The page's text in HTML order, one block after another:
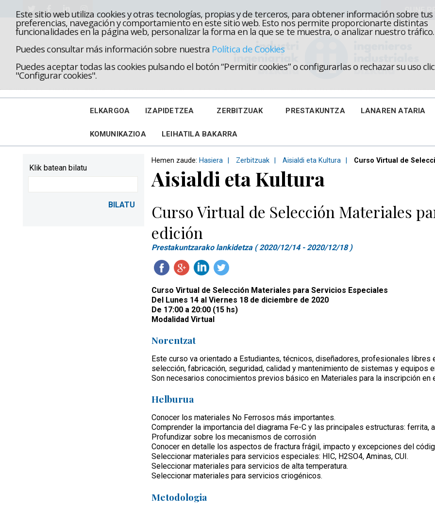
Este sitio web utiliza cookies y otras tecnologías, propias y de terceros, para obtener información sobre tus
preferencias, navegación y comportamiento en este sitio web. Esto nos permite proporcionarte distintas
funcionalidades en la página web, personalizar la forma en la que se te muestra, o analizar nuestro tráfico.
Puedes consultar más información sobre nuestra Política de Cookies
Puedes aceptar todas las cookies pulsando el botón “Permitir cookies” o configurarlas o rechazar su uso
"Configurar cookies".
ELKARGOA IZAPIDETZEA ZERBITZUAK PRESTAKUNTZA LANAREN ATARIA
KOMUNIKAZIOA LEIHATILA BAKARRA
Hemen zaude: Hasiera Zerbitzuak Aisialdi eta Kultura Curso Virtual de
Aisialdi eta Kultura
Curso Virtual de Selección Materiales
edición
Prestakuntzarako lankidetza ( 2020/12/14 - 2020/12/18 )
Curso Virtual de Selección Materiales para Servicios Especiales
Del Lunes 14 al Viernes 18 de diciembre de 2020
De 17:00 a 20:00 (15 hs)
Modalidad Virtual
Norentzat
Este curso va orientado a Estudiantes, técnicos, diseñadores, profesionales
selección, fabricación, seguridad, calidad y mantenimiento de sistemas y equipos
Son necesarios conocimientos previos básico en Materiales para la inscripción en
Helburua
Conocer los materiales No Ferrosos más importantes.
Comprender la importancia del diagrama Fe-C y las principales estructuras: ferrita,
Profundizar sobre los mecanismos de corrosión
Conocer en detalle los aspectos de fractura frágil, impacto y excepciones del
Seleccionar materiales para servicios especiales: HIC, H2SO4, Aminas, CUI.
Seleccionar materiales para servicios de alta temperatura.
Seleccionar materiales para servicios criogénicos.
Metodologia
Klik batean bilatu